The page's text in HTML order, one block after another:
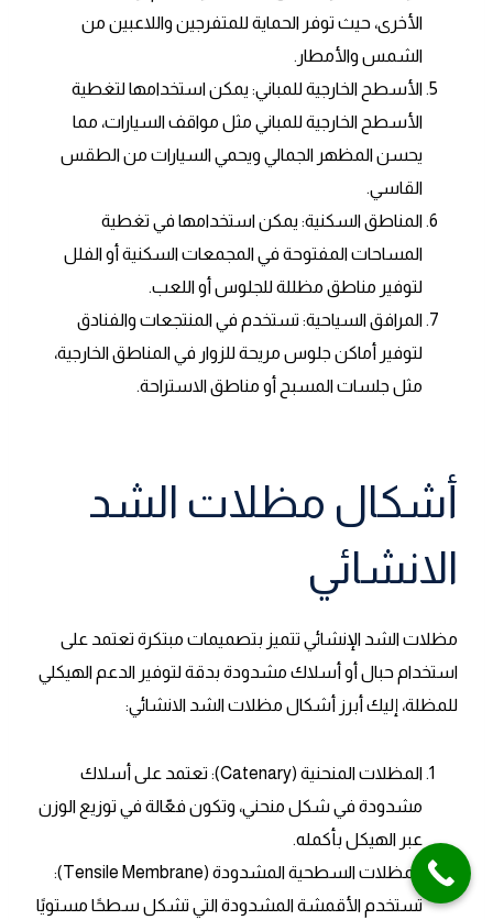
الأخرى، حيث توفر الحماية للمتفرجين واللاعبين من
الشمس والأمطار.
الأسطح الخارجية للمباني: يمكن استخدامها لتغطية
الأسطح الخارجية للمباني مثل مواقف السيارات، مما
يحسن المظهر الجمالي ويحمي السيارات من الطقس
القاسي.
المناطق السكنية: يمكن استخدامها في تغطية
المساحات المفتوحة في المجمعات السكنية أو الفلل
لتوفير مناطق مظللة للجلوس أو اللعب.
المرافق السياحية: تستخدم في المنتجعات والفنادق
لتوفير أماكن جلوس مريحة للزوار في المناطق الخارجية،
مثل جلسات المسبح أو مناطق الاستراحة.
أشكال مظلات الشد
الانشائي
مظلات الشد الإنشائي تتميز بتصميمات مبتكرة تعتمد على
استخدام حبال أو أسلاك مشدودة بدقة لتوفير الدعم الهيكلي
للمظلة، إليك أبرز أشكال مظلات الشد الانشائي:
المظلات المنحنية (Catenary): تعتمد على أسلاك
مشدودة في شكل منحني، وتكون فعّالة في توزيع الوزن
عبر الهيكل بأكمله.
المظلات السطحية المشدودة (Tensile Membrane):
تستخدم الأقمشة المشدودة التي تشكل سطحًا مستويًا